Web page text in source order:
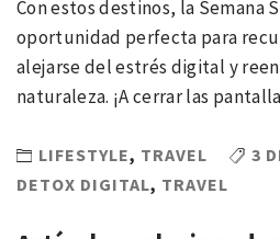
Con estos destinos, la Semana
oportunidad perfecta para
alejarse del estrés digital y
naturaleza. ¡A cerrar las
LIFESTYLE, TRAVEL
3
DETOX DIGITAL, TRAVEL